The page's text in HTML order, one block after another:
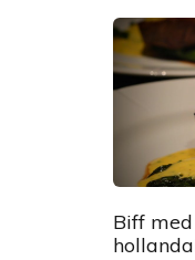
Biff